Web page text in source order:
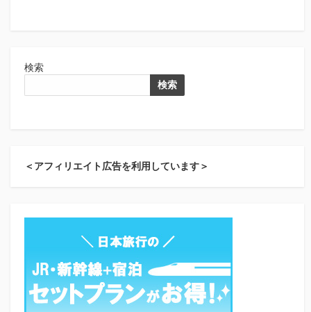
検索
検索
＜アフィリエイト広告を利用しています＞